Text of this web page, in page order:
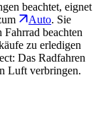
beachtet, eignet
Auto. Sie
beachten
zu erledigen
Das Radfahren
Luft verbringen.